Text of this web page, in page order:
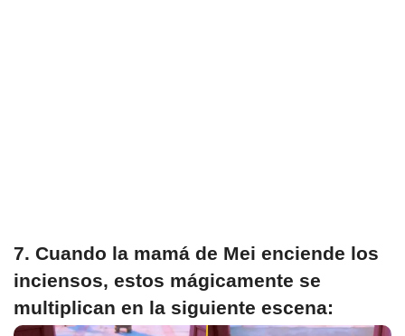
7. Cuando la mamá de Mei enciende los
inciensos, estos mágicamente se
multiplican en la siguiente escena: